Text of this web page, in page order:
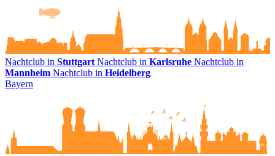
Nachtclub in Stuttgart Nachtclub in Karlsruhe Nachtclub in
Mannheim Nachtclub in Heidelberg
Bayern